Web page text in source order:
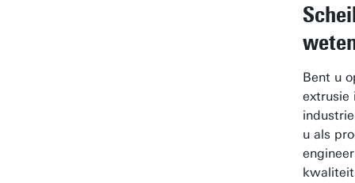
Bent u
extrusie
u als